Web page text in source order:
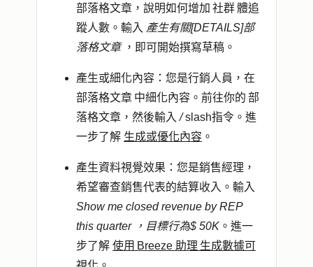
部落格文章，說明如何增加 社群 體追
蹤人數。輸入 產生有關[DETAILS]部
落格文章 ，即可開始撰寫草稿。
產生或細化內容 ：您是行銷人員，在
部落格文章 中細化內容。前往你的 部
落格文章，然後輸入/slash指令。進
一步了解 生成或優化內容 。
產生資料視覺效果 ：您是銷售經理，
希望審查銷售代表的結算收入。輸入
Show me closed revenue by REP
this quarter ，目標行為$ 50K 。進一
步了解 使用 Breeze 助理 生成數據可